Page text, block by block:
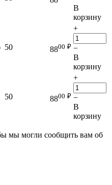
В
корзину
50 8800 ₽
+
−
В
корзину
50 8800 ₽
+
−
В
корзину
мы могли сообщить вам об